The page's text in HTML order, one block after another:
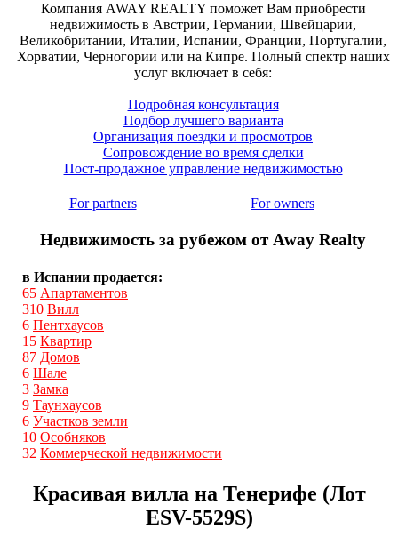
Компания AWAY REALTY поможет Вам приобрести
недвижимость в Австрии, Германии, Швейцарии,
Великобритании, Италии, Испании, Франции, Португалии,
Хорватии, Черногории или на Кипре. Полный спектр наших
услуг включает в себя:
Подробная консультация
Подбор лучшего варианта
Организация поездки и просмотров
Сопровождение во время сделки
Пост-продажное управление недвижимостью
For partners For owners
Недвижимость за рубежом от Away Realty
в Испании продается:
65 Апартаментов
310 Вилл
6 Пентхаусов
15 Квартир
87 Домов
6 Шале
3 Замка
9 Таунхаусов
6 Участков земли
10 Особняков
32 Коммерческой недвижимости
Красивая вилла на Тенерифе (Лот
ESV-5529S)